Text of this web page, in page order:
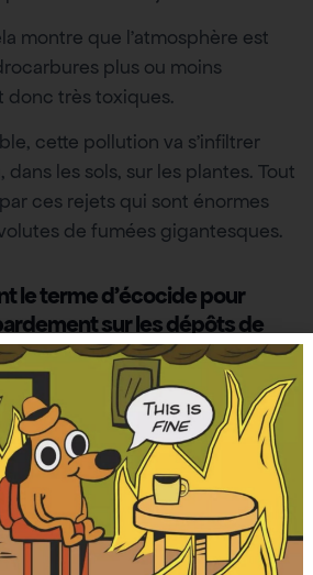
montre que l’atmosphère est
plus ou moins
donc très toxiques.
cette pollution va s’infiltrer
dans les sols, sur les plantes. Tout
ces rejets qui sont énormes
de fumées gigantesques.
le terme d’écocide pour
sur les dépôts de
Qu’en pensez-vous ?
Bombarder des bacs de
des villes où des millions de
millions au total pour Téhéran
millions pour l’agglomération,
objectif stratégique sinon de
Israël pratique la politique du